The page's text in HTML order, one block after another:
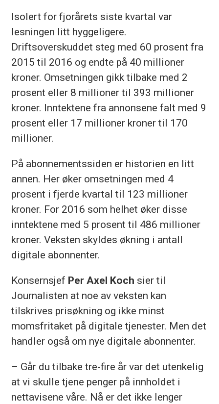
Isolert for fjorårets siste kvartal var
lesningen litt hyggeligere.
Driftsoverskuddet steg med 60 prosent fra
2015 til 2016 og endte på 40 millioner
kroner. Omsetningen gikk tilbake med 2
prosent eller 8 millioner til 393 millioner
kroner. Inntektene fra annonsene falt med 9
prosent eller 17 millioner kroner til 170
millioner.
På abonnementssiden er historien en litt
annen. Her øker omsetningen med 4
prosent i fjerde kvartal til 123 millioner
kroner. For 2016 som helhet øker disse
inntektene med 5 prosent til 486 millioner
kroner. Veksten skyldes økning i antall
digitale abonnenter.
Konsernsjef Per Axel Koch sier til
Journalisten at noe av veksten kan
tilskrives prisøkning og ikke minst
momsfritaket på digitale tjenester. Men det
handler også om nye digitale abonnenter.
– Går du tilbake tre-fire år var det utenkelig
at vi skulle tjene penger på innholdet i
nettavisene våre. Nå er det ikke lenger